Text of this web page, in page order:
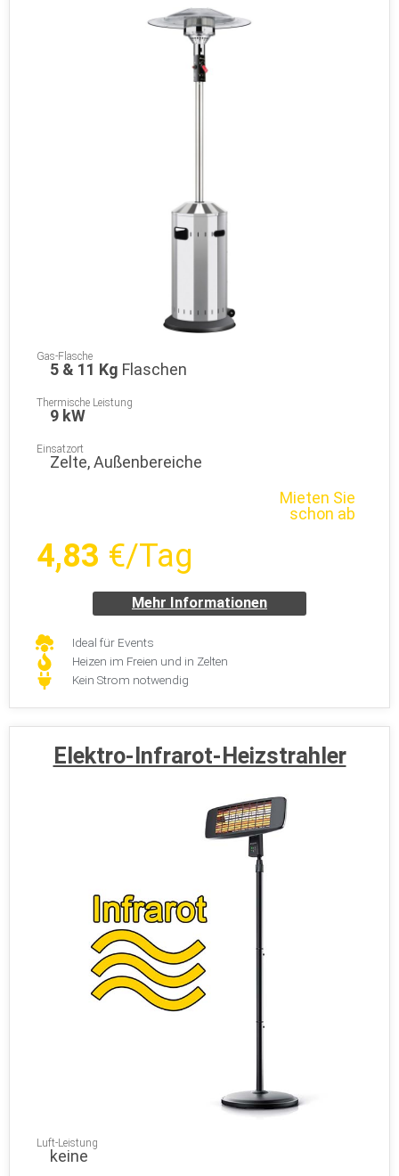
Gas-Flasche
5 & 11 Kg Flaschen
Thermische Leistung
9 kW
Einsatzort
Zelte, Außenbereiche
Mieten Sie
schon ab
4,83 €/Tag
Mehr Informationen
Ideal für Events
Heizen im Freien und in Zelten
Kein Strom notwendig
Elektro-Infrarot-Heizstrahler
Luft-Leistung
keine